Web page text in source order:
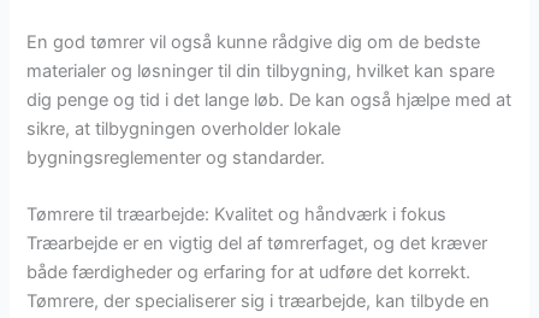
En god tømrer vil også kunne rådgive dig om de bedste
materialer og løsninger til din tilbygning, hvilket kan spare
dig penge og tid i det lange løb. De kan også hjælpe med at
sikre, at tilbygningen overholder lokale
bygningsreglementer og standarder.
Tømrere til træarbejde: Kvalitet og håndværk i fokus
Træarbejde er en vigtig del af tømrerfaget, og det kræver
både færdigheder og erfaring for at udføre det korrekt.
Tømrere, der specialiserer sig i træarbejde, kan tilbyde en